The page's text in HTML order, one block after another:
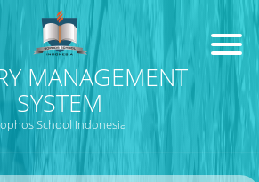
MANAGEMENT
SYSTEM
School Indonesia